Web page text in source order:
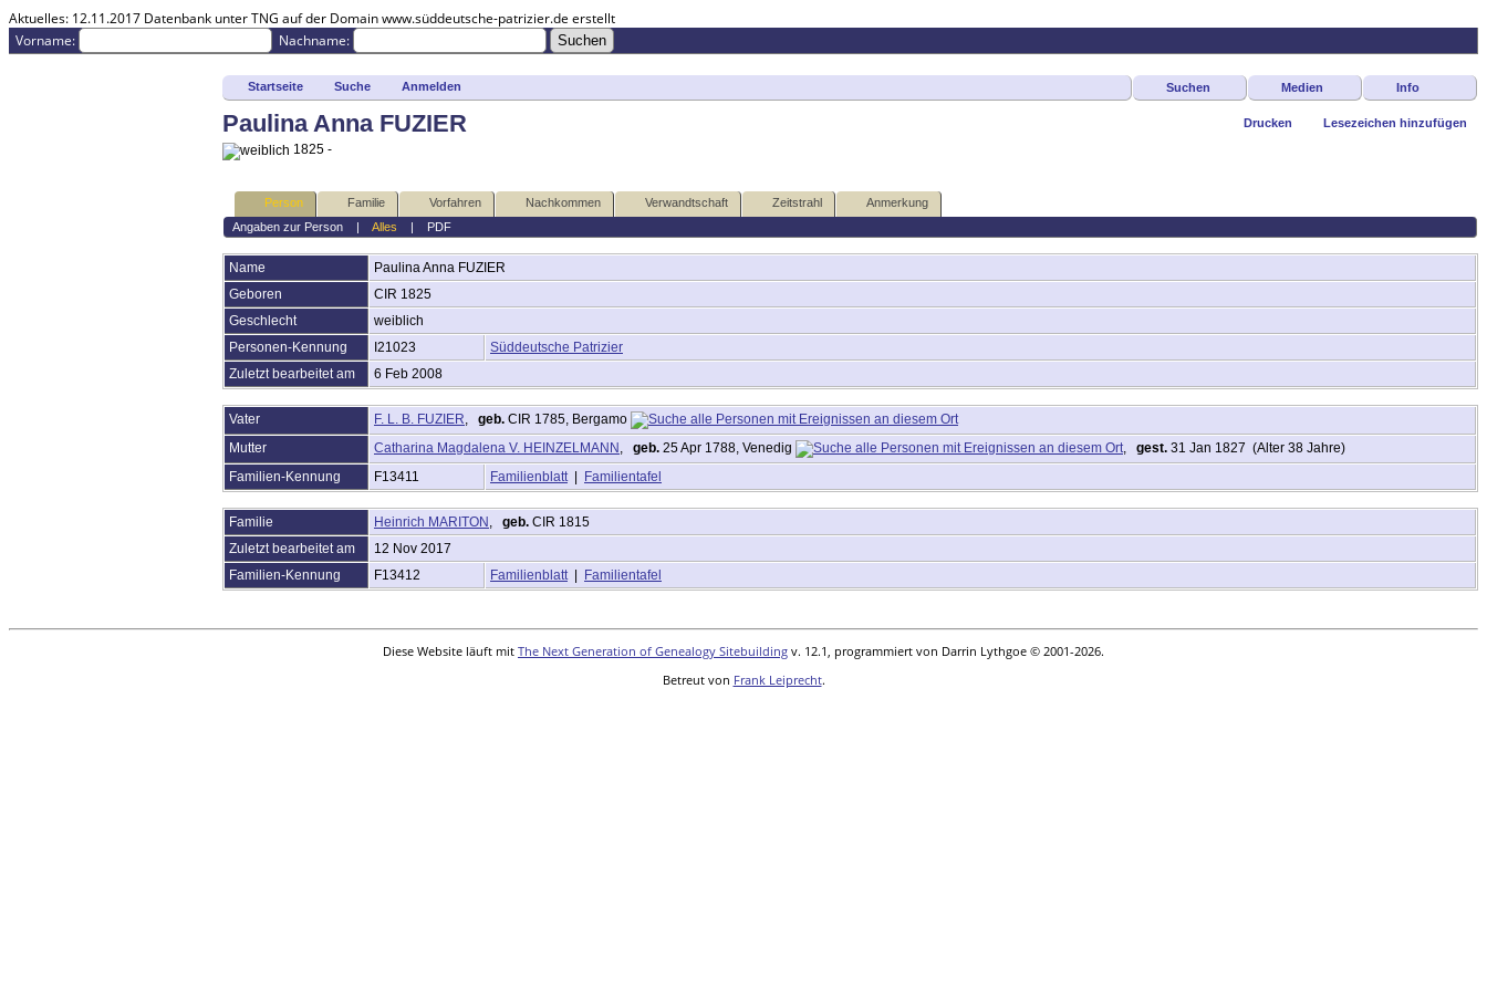
Aktuelles: 12.11.2017 Datenbank unter TNG auf der Domain www.süddeutsche-patrizier.de erstellt
Vorname:
Nachname:
Startseite Suche Anmelden Suchen Medien Info
Drucken Lesezeichen hinzufügen
Paulina Anna FUZIER
1825 -
Person Familie Vorfahren Nachkommen Verwandtschaft Zeitstrahl
Anmerkung
Angaben zur Person| Alles | PDF
Name Paulina Anna FUZIER
Geboren
CIR 1825
Geschlecht
weiblich
Personen-Kennung
I21023
Süddeutsche Patrizier
Zuletzt bearbeitet am
6 Feb 2008
Vater F. L. B. FUZIER, geb. CIR 1785, Bergamo
Mutter
Catharina Magdalena V. HEINZELMANN , geb. 25 Apr 1788, Venedig , gest. 31 Jan 1827 (Alter 38 Jahre)
Familien-Kennung
F13411 Familienblatt| Familientafel
Familie Heinrich MARITON , geb. CIR 1815
Zuletzt bearbeitet am
12 Nov 2017
Familien-Kennung
F13412 Familienblatt| Familientafel
Diese Website läuft mit The Next Generation of Genealogy Sitebuilding v. 12.1, programmiert von Darrin Lythgoe © 2001-2026.
Betreut von Frank Leiprecht.